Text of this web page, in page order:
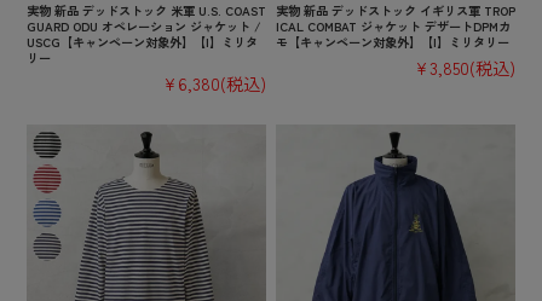
実物 新品 デッドストック 米軍 U.S. COAST
GUARD ODU オペレーション ジャケット /
USCG【キャンペーン対象外】【I】ミリタ
リー
¥6,380(税込)
実物 新品 デッドストック イギリス軍 TROP
ICAL COMBAT ジャケット デザートDPMカ
モ【キャンペーン対象外】【I】ミリタリー
¥3,850(税込)